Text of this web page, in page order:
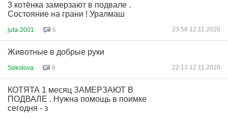
3 котёнка замерзают в подвале .
Состояние на грани ! Уралмаш
juta-2001 6 23:58 12.11.2020
Животные в добрые руки
Sokolova 8 22:13 12.11.2020
КОТЯТА 1 месяц ЗАМЕРЗАЮТ В
ПОДВАЛЕ . Нужна помощь в поимке
сегодня - з